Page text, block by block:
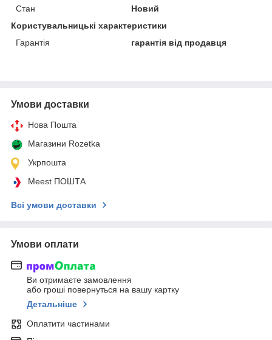
Стан
Новий
Користувальницькі характеристики
Гарантія
гарантія від продавця
Умови доставки
Нова Пошта
Магазини Rozetka
Укрпошта
Meest ПОШТА
Всі умови доставки
Умови оплати
Ви отримаєте замовлення
або гроші повернуться на вашу картку
Детальніше
Оплатити частинами